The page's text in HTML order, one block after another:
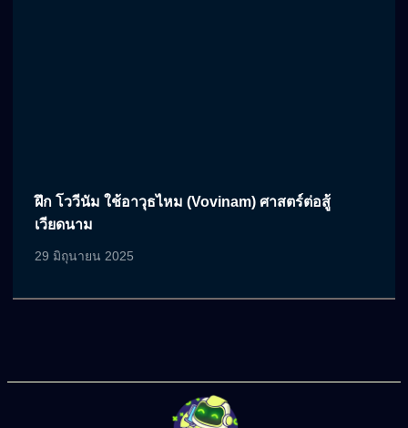
ฝึก โววีนัม ใช้อาวุธไหม (Vovinam) ศาสตร์ต่อสู้
เวียดนาม
29 มิถุนายน 2025